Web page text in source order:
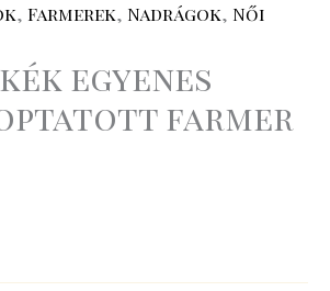
, Farmerek, Nadrágok, Női
egyenes
farmer